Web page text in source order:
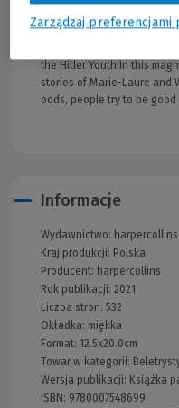
invade Paris. And a future
a German orphan, destined
the Hitler Youth.In this
stories of Marie-Laure and
odds, people try to be
Informacje
Wydawnictwo: harpercollins
Kraj produkcji: Polska
Producent: harpercollins
Rok publikacji: 2021
Liczba stron: 532
Okładka: miękka
Format: 12.5x20.0cm
Towar w kategorii:
Wersja publikacji: Książka
ISBN: 9780007548699
Zarządzaj preferencjami